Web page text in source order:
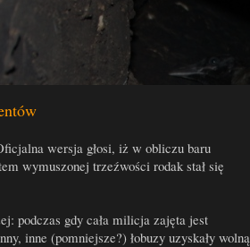
wersja głosi, iż w obliczu baru
wymuszonej trzeźwości rodak stał się
podczas gdy cała milicja zajęta jest
inne (pomniejsze?) łobuzy uzyskały wolną